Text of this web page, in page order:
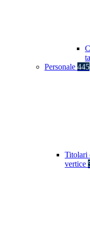
Personale 445
Titolari
vertice